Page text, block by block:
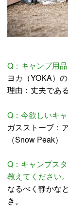
Q：キャンプ用
ヨカ（YOKA）
理由：丈夫であ
Q：今欲しいキ
ガスストーブ：
（Snow Peak）
Q：キャンプス
教えてください。
なるべく静かな
き。